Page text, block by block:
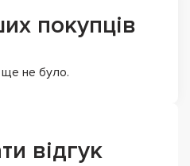
покупців
ще не було.
відгук